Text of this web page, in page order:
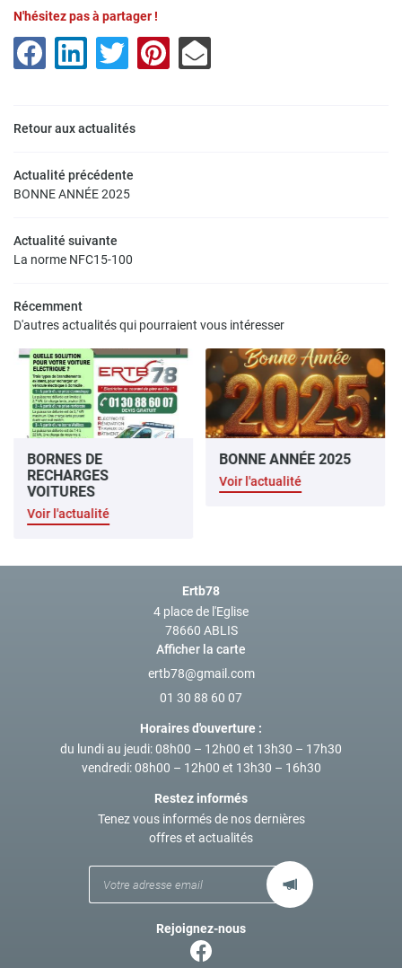
Accueil
générale
Rénovations
Avis
Actualités
Contact
Rejoignez-
N'hésitez pas à partager !
Retour aux actualités
Actualité précédente
BONNE ANNÉE 2025
Actualité suivante
La norme NFC15-100
Récemment
D'autres actualités qui pourraient vous intéresser
BORNES DE
RECHARGES
VOITURES
Voir l'actualité
BONNE ANNÉE 2025
Voir l'actualité
Ertb78
4 place de l'Eglise
78660 ABLIS
Afficher la carte
01 30 88 60 07
Horaires d'ouverture :
du lundi au jeudi: 08h00 – 12h00 et 13h30 – 17h30
vendredi: 08h00 – 12h00 et 13h30 – 16h30
Restez informés
Tenez vous informés de nos dernières
offres et actualités
Rejoignez-nous